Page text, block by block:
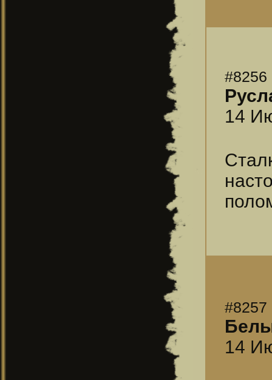
#8256
14
#8257
14